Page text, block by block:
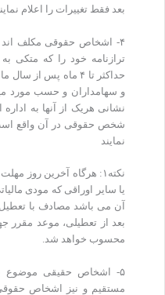
بعد فقط تغییرات را اعلام
۴- اشخاص حقوقی مکلف
ترازنامه خود را که متکی
حداکثر تا ۴ ماه پس
و سهامداران و حسب مورد
نشانی هریک از آنها به
شخص حقوقی در آن واقع است
نمایند
نکته۱: هرگاه آخرین روز
یا سایر اوراقی که مودی
آن می باشد مصادف با
بعد از تعطیلی، موعد مقرر
محسوب خواهد شد.
مستقیم و نیز اشخاص حقوقی